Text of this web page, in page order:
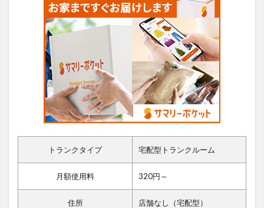
トランクタイプ 宅配型トランクルーム
月額使用料 320円～
住所 店舗なし（宅配型）